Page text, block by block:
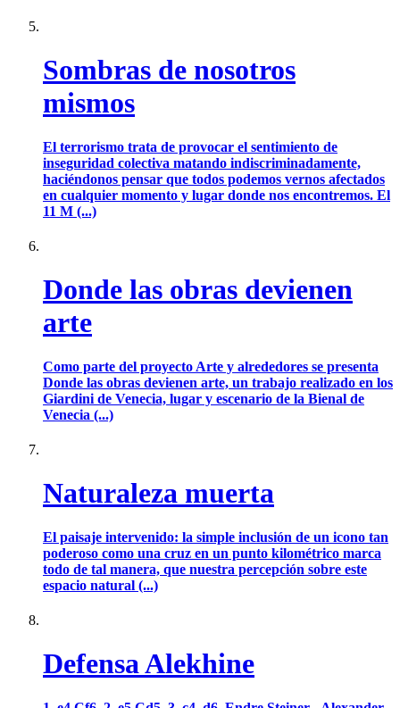
Sombras de nosotros
mismos
El terrorismo trata de provocar el sentimiento de
inseguridad colectiva matando indiscriminadamente,
haciéndonos pensar que todos podemos vernos afectados
en cualquier momento y lugar donde nos encontremos. El
11 M (...)
Donde las obras devienen
arte
Como parte del proyecto Arte y alrededores se presenta
Donde las obras devienen arte, un trabajo realizado en los
Giardini de Venecia, lugar y escenario de la Bienal de
Venecia (...)
Naturaleza muerta
El paisaje intervenido: la simple inclusión de un icono tan
poderoso como una cruz en un punto kilométrico marca
todo de tal manera, que nuestra percepción sobre este
espacio natural (...)
Defensa Alekhine